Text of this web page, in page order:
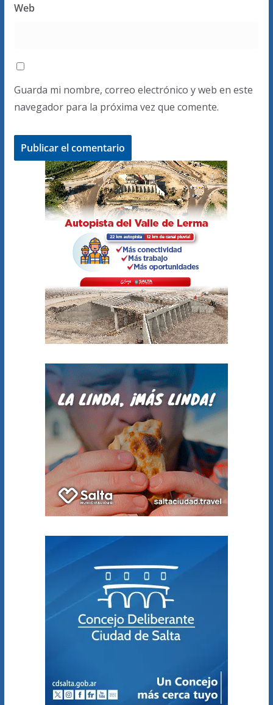
Web
Guarda mi nombre, correo electrónico y web en este
navegador para la próxima vez que comente.